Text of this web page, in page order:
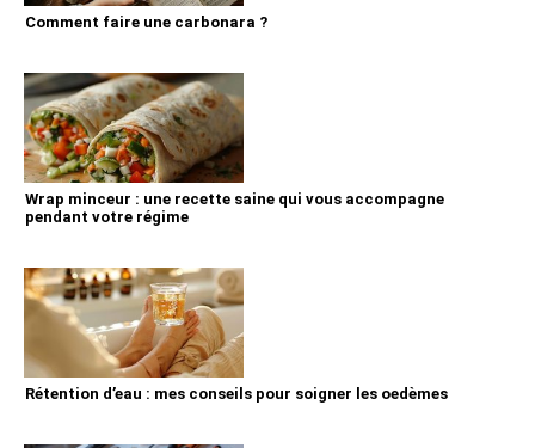
Comment faire une carbonara ?
Wrap minceur : une recette saine qui vous accompagne
pendant votre régime
Rétention d’eau : mes conseils pour soigner les oedèmes